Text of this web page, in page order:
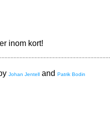
inom kort!
Johan Jentell and Patrik Bodin